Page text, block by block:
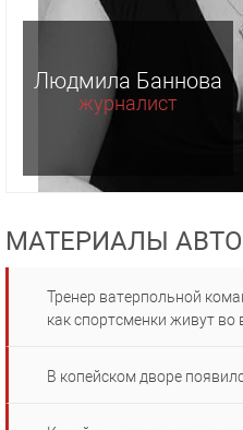
Людмила Баннова
журналист
МАТЕРИАЛЫ
Тренер ватерпольной
как спортсменки живут во
В копейском дворе